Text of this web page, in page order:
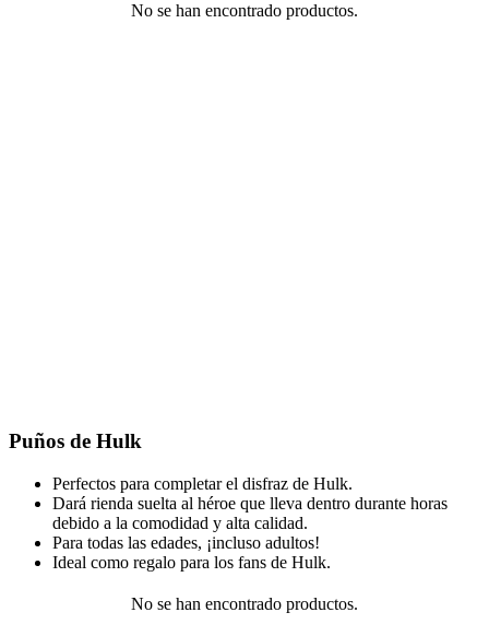
No se han encontrado productos.
Puños de Hulk
Perfectos para completar el disfraz de Hulk.
Dará rienda suelta al héroe que lleva dentro durante horas
debido a la comodidad y alta calidad.
Para todas las edades, ¡incluso adultos!
Ideal como regalo para los fans de Hulk.
No se han encontrado productos.